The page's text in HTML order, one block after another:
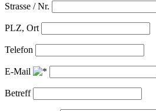
Strasse / Nr.
PLZ, Ort
Telefon
E-Mail
Betreff